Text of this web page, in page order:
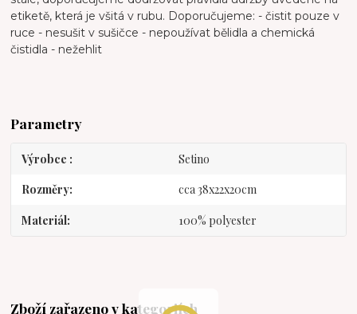
etiketě, která je všitá v rubu. Doporučujeme: - čistit pouze v
ruce - nesušit v sušičce - nepoužívat bělidla a chemická
čistidla - nežehlit
Parametry
Výrobce Setino
Rozměry cca 38x22x20cm
Materiál 100% polyester
Zboží zařazeno v kategoriích